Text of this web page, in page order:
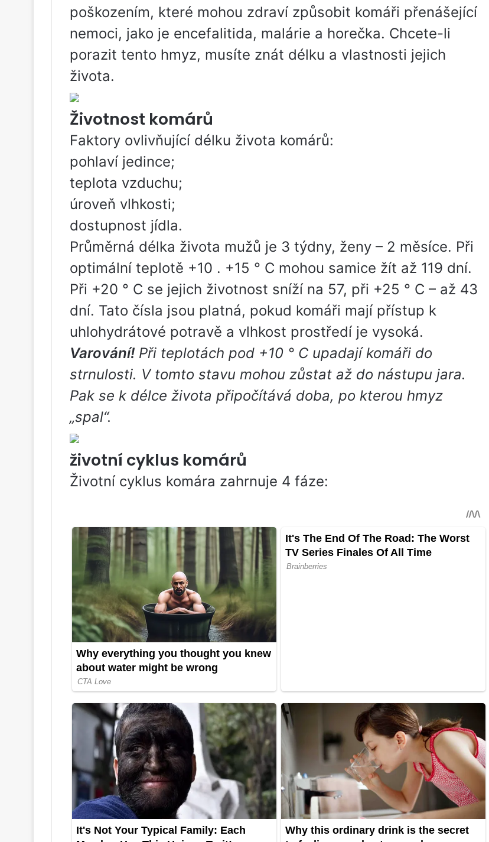
poškozením, které mohou zdraví způsobit komáři přenášející
nemoci, jako je encefalitida, malárie a horečka. Chcete-li
porazit tento hmyz, musíte znát délku a vlastnosti jejich
života.
Životnost komárů
Faktory ovlivňující délku života komárů:
pohlaví jedince;
teplota vzduchu;
úroveň vlhkosti;
dostupnost jídla.
Průměrná délka života mužů je 3 týdny, ženy – 2 měsíce. Při
optimální teplotě +10 . +15 ° C mohou samice žít až 119 dní.
Při +20 ° C se jejich životnost sníží na 57, při +25 ° C – až 43
dní. Tato čísla jsou platná, pokud komáři mají přístup k
uhlohydrátové potravě a vlhkost prostředí je vysoká.
Varování! Při teplotách pod +10 ° C upadají komáři do
strnulosti. V tomto stavu mohou zůstat až do nástupu jara.
Pak se k délce života připočítává doba, po kterou hmyz
„spal“.
životní cyklus komárů
Životní cyklus komára zahrnuje 4 fáze: